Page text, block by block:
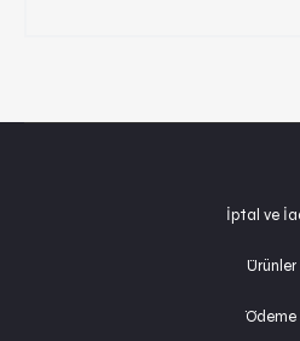
İptal ve
Ürünler
Ödeme